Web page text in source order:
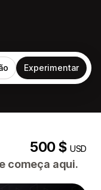
Experimentar
500 $USD
começa aqui.